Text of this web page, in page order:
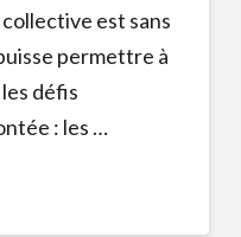
est sans
permettre à
défis
: les …